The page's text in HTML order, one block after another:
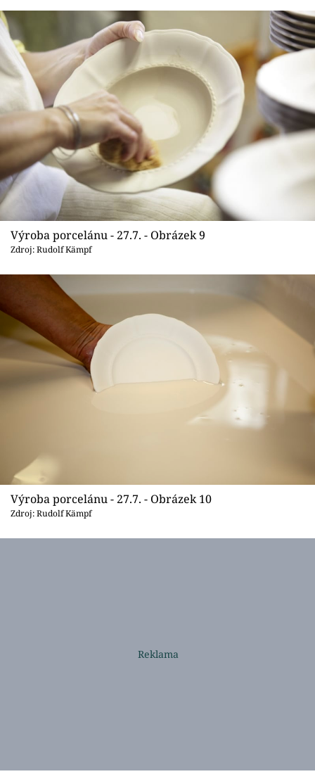
Výroba porcelánu - 27.7. - Obrázek 9
Zdroj: Rudolf Kämpf
Výroba porcelánu - 27.7. - Obrázek 10
Zdroj: Rudolf Kämpf